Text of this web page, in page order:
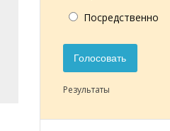
Посредственно
Голосовать
Результаты